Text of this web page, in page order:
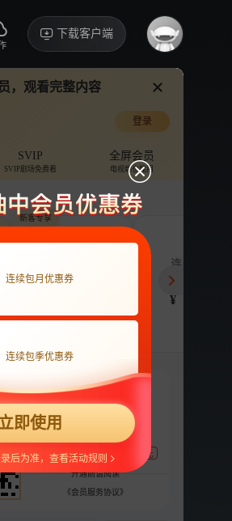
下载客户端
播放 张予曦
免前贴片广告，解锁会员权益
16
VIP
22
，观看完整内容
登录
SVIP
SVIP剧场免费看
全屏会员
电视端也能用
22
新客专享
连续包季
¥
¥ 248
支持 扫码支付
支付宝随机立减，最高88元
开通前请阅读
《会员服务协议》
连续包月优惠券
连续包季优惠券
即使用
后为准，查看活动规则